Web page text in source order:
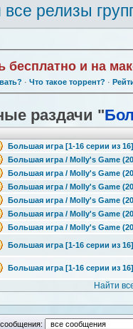
все релизы
бесплатно и на
· Что такое торрент? ·
раздачи "
Большая игра [1-16 серии из
Большая игра / Molly's Game
Большая игра / Molly's Game
Большая игра / Molly's Game
Большая игра / Molly's Game
Большая игра / Molly's Game
Большая игра / Molly's Game
Большая игра [1-16 серии из
Большая игра [1-16 серии из
Найти